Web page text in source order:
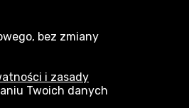
bez zmiany
i zasady
Twoich danych